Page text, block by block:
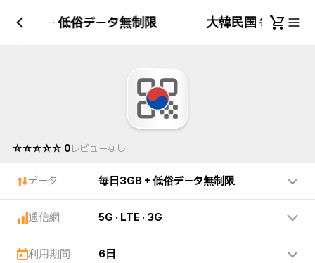
3GB + 低俗データ無制限 大韓民国 毎日
☆☆☆☆☆ 0レビューなし
データ 毎日3GB + 低俗データ無制限
通信網 5G · LTE · 3G
利用期間 6日